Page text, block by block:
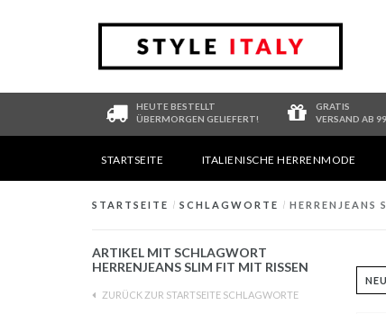
HEUTE BESTELLT
ÜBERMORGEN GELIEFERT!
GRATIS
VERSAND AB
STARTSEITE ITALIENISCHE HERRENMODE
STARTSEITE / SCHLAGWORTE / HERRENJEANS
ARTIKEL MIT SCHLAGWORT
HERRENJEANS SLIM FIT MIT RISSEN
ZURÜCK ZUR STARTSEITE SCHLAGWORTE